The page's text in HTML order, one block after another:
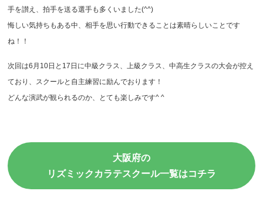
手を讃え、拍手を送る選手も多くいました(^^)
悔しい気持ちもある中、相手を思い行動できることは素晴らしいことです
ね！！
次回は6月10日と17日に中級クラス、上級クラス、中高生クラスの大会が控え
ており、スクールと自主練習に励んでおります！
どんな演武が観られるのか、とても楽しみです^ ^
大阪府の
リズミックカラテスクール一覧はコチラ